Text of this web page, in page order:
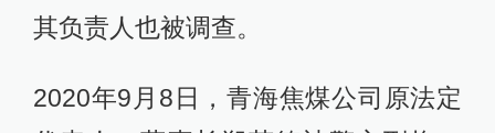
其负责人也被调查。
2020年9月8日，青海焦煤公司原法定